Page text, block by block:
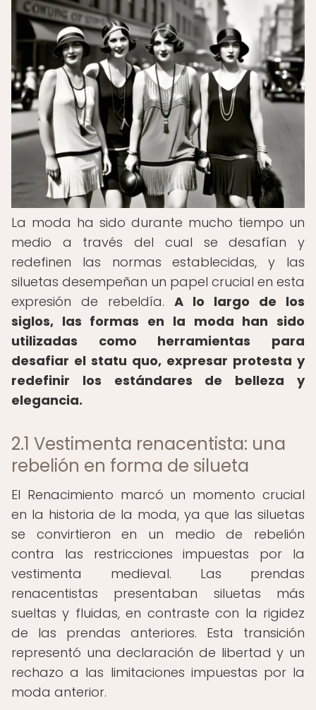
La moda ha sido durante mucho tiempo un
medio a través del cual se desafían y
redefinen las normas establecidas, y las
siluetas desempeñan un papel crucial en esta
expresión de rebeldía. A lo largo de los
siglos, las formas en la moda han sido
utilizadas como herramientas para
desafiar el statu quo, expresar protesta y
redefinir los estándares de belleza y
elegancia.
2.1 Vestimenta renacentista: una
rebelión en forma de silueta
El Renacimiento marcó un momento crucial
en la historia de la moda, ya que las siluetas
se convirtieron en un medio de rebelión
contra las restricciones impuestas por la
vestimenta medieval. Las prendas
renacentistas presentaban siluetas más
sueltas y fluidas, en contraste con la rigidez
de las prendas anteriores. Esta transición
representó una declaración de libertad y un
rechazo a las limitaciones impuestas por la
moda anterior.